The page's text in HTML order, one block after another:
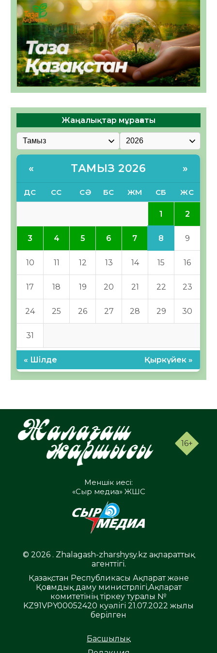
Жаңалықтар мұрағаты
« ТАМЫЗ 2026 »
ДС СС СӘ БС ЖМ СБ ЖС
1 2
3 4 5 6 7 8 9
10 11 12 13 14 15 16
17 18 19 20 21 22 23
24 25 26 27 28 29 30
31
« Шілде Қыркүйек »
16+
Меншік иесі:
«Сыр медиа» ЖШС
© 2026 . Zhalagash-zharshysy.kz ақпараттық
агенттігі.
Қазақстан Республикасы Ақпарат және
Қоғамдық даму министрлігі,Ақпарат
комитетінің тіркеу туралы №
KZ91VPY00052420 куәлігі 21.07.2022 жылы
берілген
Басшылық